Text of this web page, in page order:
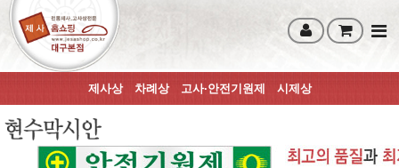
제사상 차례상 고사·안전기원제 시제상